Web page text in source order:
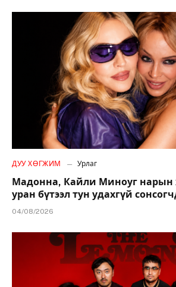
ДУУ ХӨГЖИМ Урлаг
Мадонна, Кайли Миноуг нарын
уран бүтээл тун удахгүй
04/08/2026